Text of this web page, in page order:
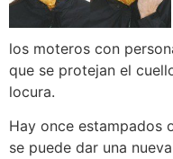
los moteros con
que se protejan el
locura.
Hay once estampados
se puede dar una